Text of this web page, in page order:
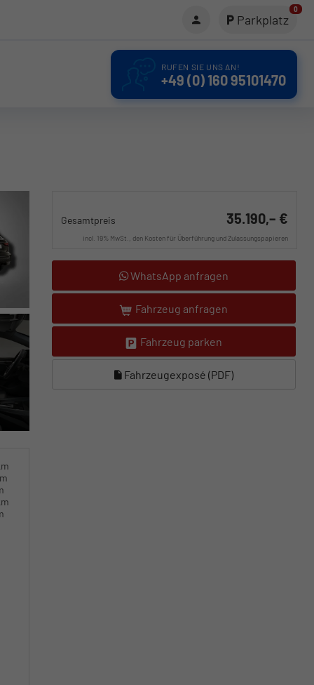
Parkplatz
0
RUFEN SIE UNS AN!
+49 (0) 160 95101470
Gesamtpreis 35.190,– €
incl. 19% MwSt., den Kosten für Überführung und Zulassungspapieren
WhatsApp anfragen
Fahrzeug anfragen
Fahrzeug parken
Fahrzeugexposé (PDF)